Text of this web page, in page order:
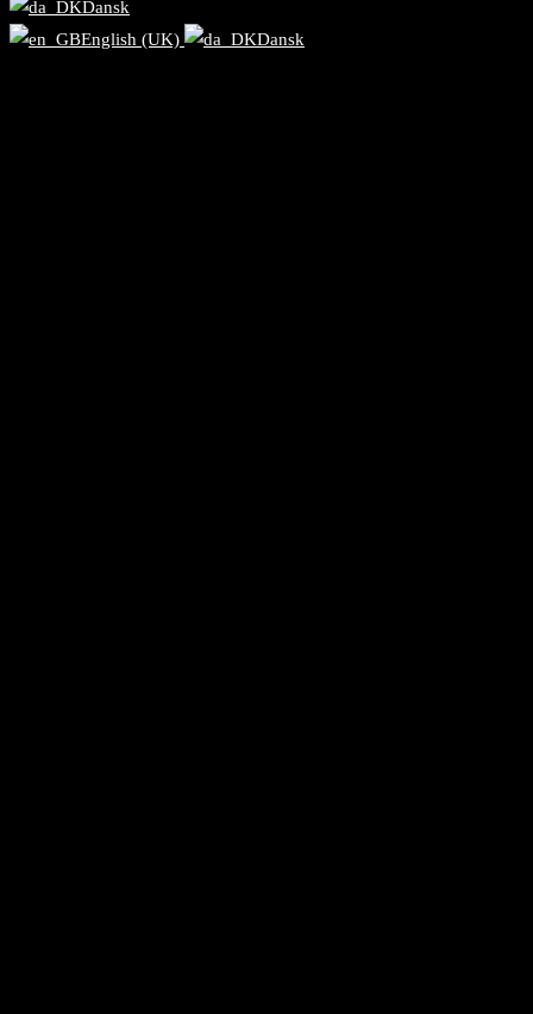
Dansk
English (UK)
Dansk